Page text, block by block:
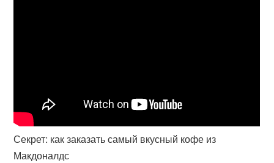
Секрет: как заказать самый вкусный кофе из
Макдоналдс